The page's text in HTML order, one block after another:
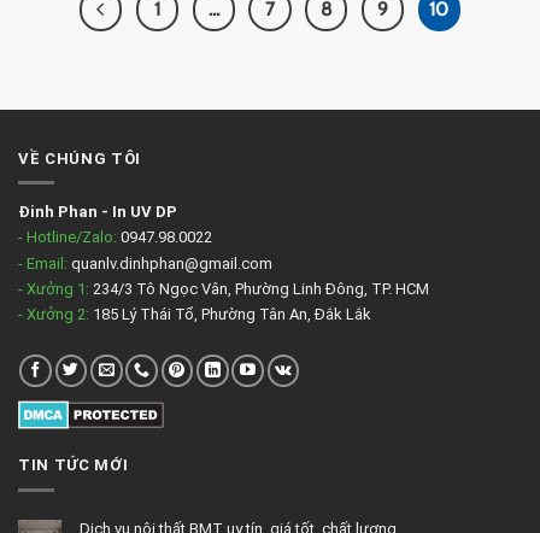
1 … 7 8 9 10
VỀ CHÚNG TÔI
Đinh Phan - In UV DP
- Hotline/Zalo: 0947.98.0022
- Email: quanlv.dinhphan@gmail.com
- Xưởng 1: 234/3 Tô Ngọc Vân, Phường Linh Đông, TP. HCM
- Xưởng 2: 185 Lý Thái Tổ, Phường Tân An, Đắk Lắk
TIN TỨC MỚI
Dịch vụ nội thất BMT uy tín, giá tốt, chất lượng